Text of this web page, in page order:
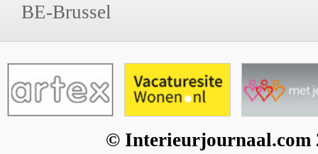
BE-Brussel
© Interieurjournaal.com